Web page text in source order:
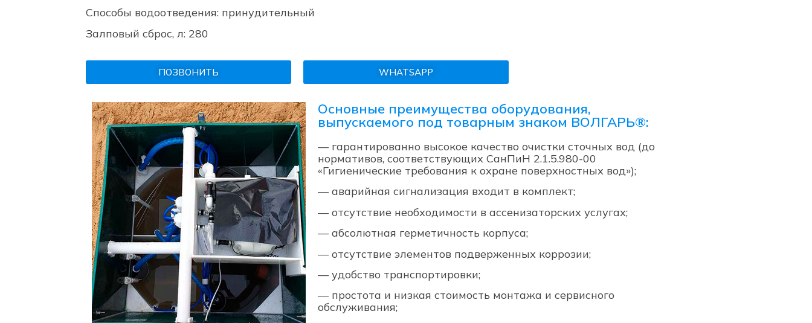
Способы водоотведения: принудительный
Залповый сброс, л: 280
ПОЗВОНИТЬ WHATSAPP
Основные преимущества оборудования,
выпускаемого под товарным знаком ВОЛГАРЬ®:
— гарантированно высокое качество очистки сточных вод (до
нормативов, соответствующих СанПиН 2.1.5.980-00
«Гигиенические требования к охране поверхностных вод»);
— аварийная сигнализация входит в комплект;
— отсутствие необходимости в ассенизаторских услугах;
— абсолютная герметичность корпуса;
— отсутствие элементов подверженных коррозии;
— удобство транспортировки;
— простота и низкая стоимость монтажа и сервисного
обслуживания;